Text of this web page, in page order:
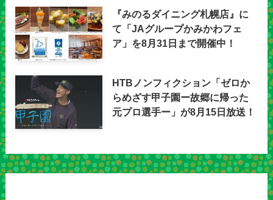
『みのるダイニング札幌店』に
て「JAグループかみかわフェ
ア」を8月31日まで開催中！
HTBノンフィクション「ゼロか
らめざす甲子園ー故郷に帰った
元プロ選手ー」が8月15日放送！